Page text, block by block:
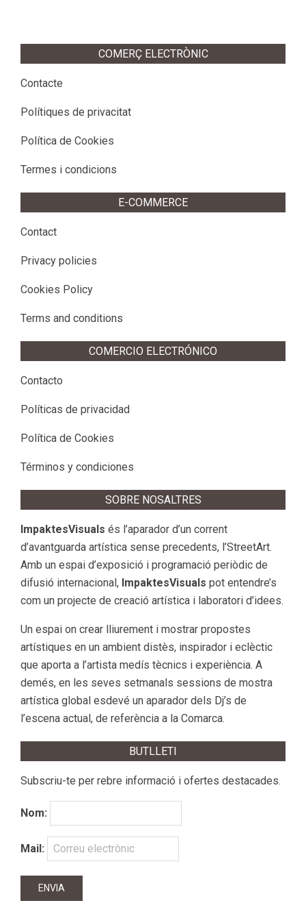
COMERÇ ELECTRÒNIC
Contacte
Polítiques de privacitat
Política de Cookies
Termes i condicions
E-COMMERCE
Contact
Privacy policies
Cookies Policy
Terms and conditions
COMERCIO ELECTRÓNICO
Contacto
Políticas de privacidad
Política de Cookies
Términos y condiciones
SOBRE NOSALTRES
ImpaktesVisuals és l’aparador d’un corrent
d’avantguarda artística sense precedents, l’StreetArt.
Amb un espai d’exposició i programació periòdic de
difusió internacional, ImpaktesVisuals pot entendre’s
com un projecte de creació artística i laboratori d’idees.
Un espai on crear lliurement i mostrar propostes
artístiques en un ambient distès, inspirador i eclèctic
que aporta a l’artista medís tècnics i experiència. A
demés, en les seves setmanals sessions de mostra
artística global esdevé un aparador dels Dj’s de
l’escena actual, de referència a la Comarca.
BUTLLETI
Subscriu-te per rebre informació i ofertes destacades.
Nom:
Mail: